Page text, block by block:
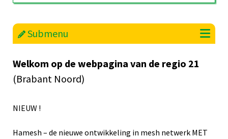
Submenu
Welkom op de webpagina van de regio 21
(Brabant Noord)
NIEUW !
Hamesh – de nieuwe ontwikkeling in mesh netwerk MET